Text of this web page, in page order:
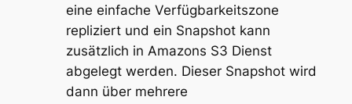
eine einfache Verfügbarkeitszone
repliziert und ein Snapshot kann
zusätzlich in Amazons S3 Dienst
abgelegt werden. Dieser Snapshot wird
dann über mehrere